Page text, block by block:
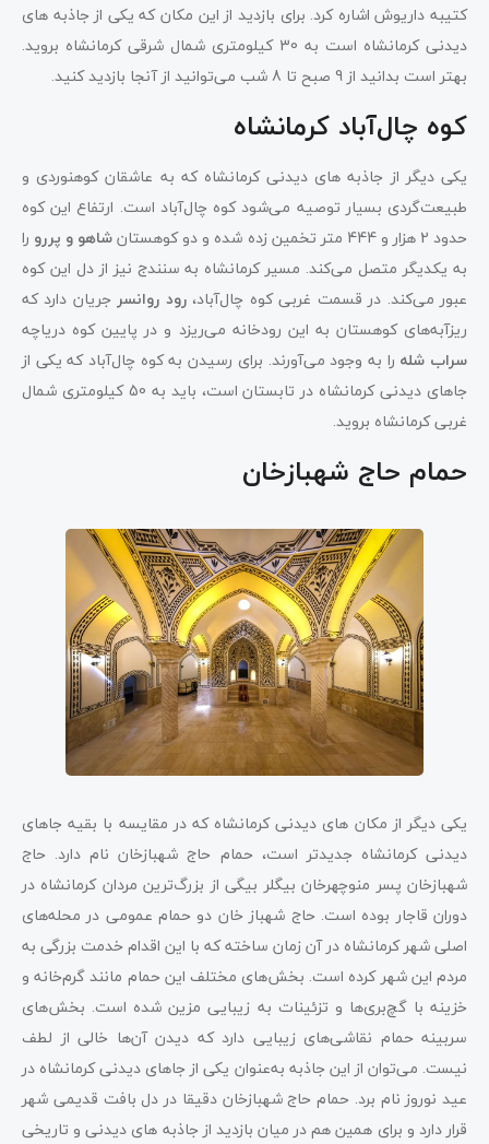
کتیبه داریوش اشاره کرد. برای بازدید از این مکان که یکی از جاذبه‌ های
دیدنی کرمانشاه است به 30 کیلومتری شمال شرقی کرمانشاه بروید.
بهتر است بدانید از 9 صبح تا 8 شب می‌توانید از آنجا بازدید کنید.
کوه چال‌آباد کرمانشاه
یکی دیگر از جاذبه‌ های دیدنی کرمانشاه که به عاشقان کوهنوردی و
طبیعت‌گردی بسیار توصیه می‌شود کوه چال‌آباد است. ارتفاع این کوه
حدود 2 هزار و 444 متر تخمین زده شده و دو کوهستان
شاهو و پررو را
به یکدیگر متصل می‌کند. مسیر کرمانشاه به سنندج نیز از دل این کوه
عبور می‌کند. در قسمت غربی کوه چال‌آباد،رود روانسرجریان دارد که
ریزآبه‌های کوهستان به این رودخانه می‌ریزد و در پایین کوه دریاچه
سراب شله را به وجود می‌آورند. برای رسیدن به کوه چال‌آباد که یکی از
جاهای دیدنی کرمانشاه در تابستان است، باید به 50 کیلومتری شمال
غربی کرمانشاه بروید.
حمام حاج شهبازخان
یکی دیگر از مکان‌ های دیدنی‌ کرمانشاه که در مقایسه با بقیه جاهای
دیدنی کرمانشاه جدیدتر است، حمام حاج شهبازخان نام دارد. حاج
شهبازخان پسر منوچهرخان بیگلر بیگی از بزرگ‌ترین مردان کرمانشاه در
دوران قاجار بوده است. حاج شهباز خان دو حمام عمومی در محله‌های
اصلی شهر کرمانشاه در آن زمان ساخته که با این اقدام خدمت بزرگی به
مردم این شهر کرده است. بخش‌های مختلف این حمام مانند گرم‌خانه و
خزینه با گچ‌بری‌ها و تزئینات به زیبایی مزین شده است. بخش‌های
سربینه حمام نقاشی‌های زیبایی دارد که دیدن آن‌ها خالی از لطف
نیست. می‌توان از این جاذبه به‌عنوان یکی از جاهای دیدنی کرمانشاه در
عید نوروز نام برد. حمام حاج شهبازخان دقیقا در دل بافت قدیمی شهر
قرار دارد و برای همین هم در میان بازدید از جاذبه‌ های دیدنی و تاریخی